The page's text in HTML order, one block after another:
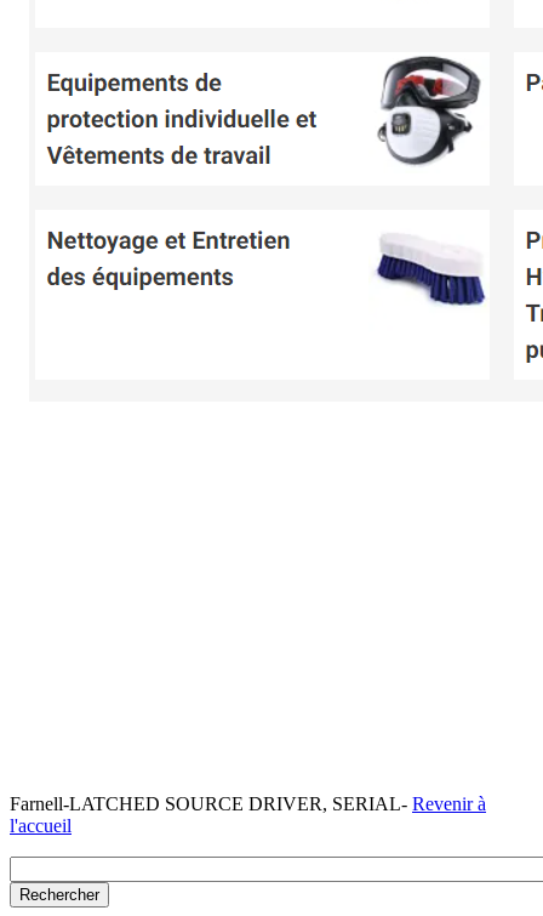
Farnell-LATCHED SOURCE DRIVER, SERIAL- Revenir à
l'accueil